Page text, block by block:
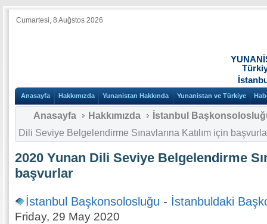
Cumartesi, 8 Auğstos 2026
Anasayfa Hakkımızda Yunanistan Hakkında Yunanistan ve Türkiye
Anasayfa Hakkımızda
İstanbul
Dili Seviye Belgelendirme Sınavlarına Katılım için
2020 Yunan Dili Seviye Belgelendirme
başvurlar
İstanbul Başkonsolosluğu - İstanbuldaki
Friday, 29 May 2020